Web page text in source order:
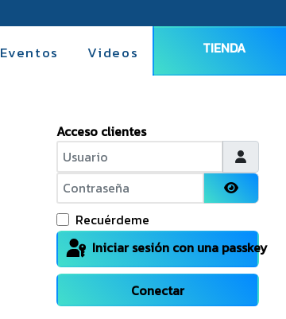
Eventos Videos TIENDA
Acceso clientes
Usuario
Contraseña
Recuérdeme
Iniciar sesión con una passkey
Conectar